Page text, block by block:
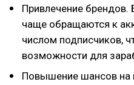
Привлечение брендов.
чаще обращаются к
числом подписчиков,
возможности для
Повышение шансов на